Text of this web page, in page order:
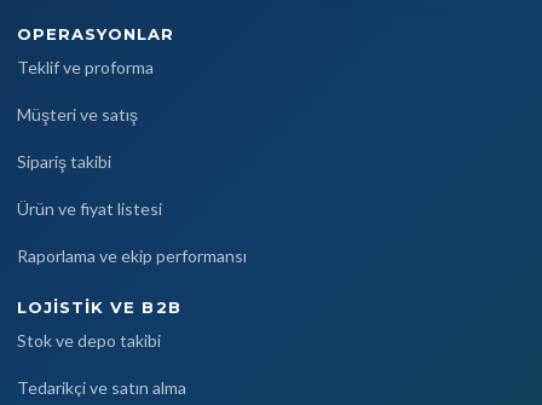
OPERASYONLAR
Teklif ve proforma
Müşteri ve satış
Sipariş takibi
Ürün ve fiyat listesi
Raporlama ve ekip performansı
LOJISTIK VE B2B
Stok ve depo takibi
Tedarikçi ve satın alma